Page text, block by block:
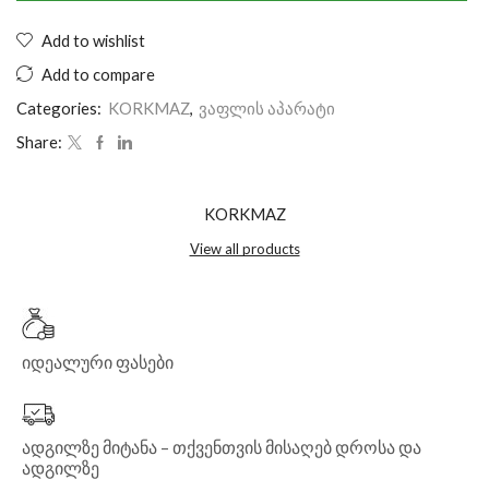
Add to wishlist
Add to compare
Categories: KORKMAZ, ვაფლის აპარატი
Share:
KORKMAZ
View all products
იდეალური ფასები
ადგილზე მიტანა – თქვენთვის მისაღებ დროსა და
ადგილზე